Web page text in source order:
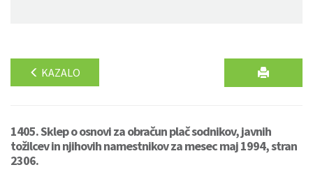
KAZALO
1405. Sklep o osnovi za obračun plač sodnikov, javnih
tožilcev in njihovih namestnikov za mesec maj 1994, stran
2306.